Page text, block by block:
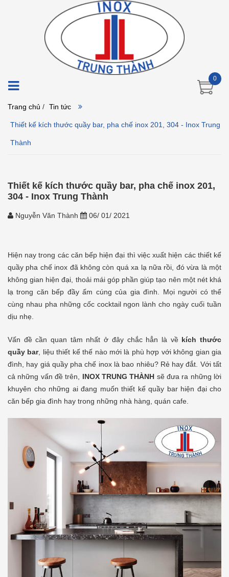
0
Trang chủ / Tin tức
Thiết kế kích thước quầy bar, pha chế inox 201, 304 - Inox Trung
Thành
Thiết kế kích thước quầy bar, pha chế inox 201,
304 - Inox Trung Thành
Nguyễn Văn Thành 06/ 01/ 2021
Hiện nay trong các căn bếp hiện đại thì việc xuất hiện các thiết kế
quầy pha chế inox đã không còn quá xa lạ nữa rồi, đó vừa là một
không gian hiện đại, thoải mái góp phần giúp tạo nên một nét khá
lạ trong căn bếp đầy ấm cúng của gia đình. Mọi người có thể
cùng nhau pha những cốc cocktail ngon lành cho ngày cuối tuần
dịu nhẹ.
Vấn đề cần quan tâm nhất ở đây chắc hẳn là về kích thước
quầy bar, liệu thiết kế thế nào mới là phù hợp với không gian gia
đình, hay giá quầy pha chế inox là bao nhiêu? Rẻ hay đắt. Với tất
cả những vấn đề trên, INOX TRUNG THÀNH sẽ đưa ra những lời
khuyên cho những ai đang muốn thiết kế quầy bar hiện đại cho
căn bếp gia đình hay trong những nhà hàng, quán cafe.